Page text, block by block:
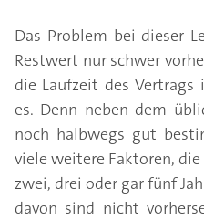
Das Problem bei dieser
Restwert nur schwer
die Laufzeit des
es. Denn neben dem
noch halbwegs gut
viele weitere Faktoren,
zwei, drei oder gar fünf
davon sind nicht